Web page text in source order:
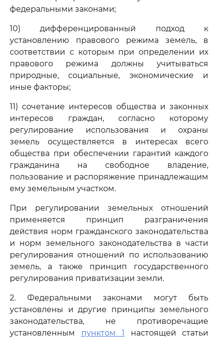
федеральными законами;
10) дифференцированный подход к
установлению правового режима земель, в
соответствии с которым при определении их
правового режима должны учитываться
природные, социальные, экономические и
иные факторы;
11) сочетание интересов общества и законных
интересов граждан, согласно которому
регулирование использования и охраны
земель осуществляется в интересах всего
общества при обеспечении гарантий каждого
гражданина на свободное владение,
пользование и распоряжение принадлежащим
ему земельным участком.
При регулировании земельных отношений
применяется принцип разграничения
действия норм гражданского законодательства
и норм земельного законодательства в части
регулирования отношений по использованию
земель, а также принцип государственного
регулирования приватизации земли.
2. Федеральными законами могут быть
установлены и другие принципы земельного
законодательства, не противоречащие
установленным пунктом 1
настоящей статьи